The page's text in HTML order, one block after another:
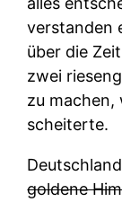
verstanden
über die
zwei
zu machen,
scheiterte.
goldene